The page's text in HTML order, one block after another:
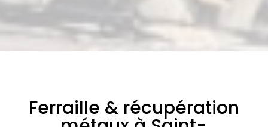
Ferraille & récupération